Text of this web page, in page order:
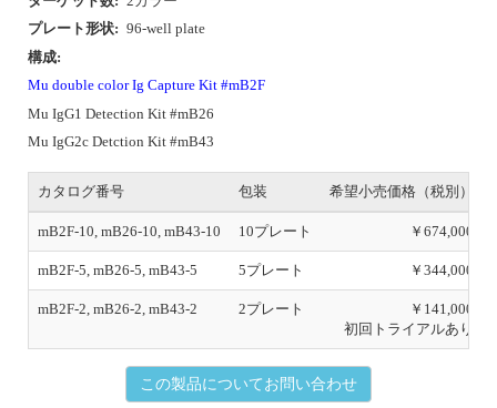
プレート形状: 96-well plate
構成:
Mu double color Ig Capture Kit #mB2F
Mu IgG1 Detection Kit #mB26
Mu IgG2c Detction Kit #mB43
カタログ番号 包装 希望小売価格（税別）
mB2F-10, mB26-10, mB43-10 10プレート ￥674,000
mB2F-5, mB26-5, mB43-5 5プレート ￥344,000
mB2F-2, mB26-2, mB43-2 2プレート
￥141,000
初回トライアルあり
この製品についてお問い合わせ